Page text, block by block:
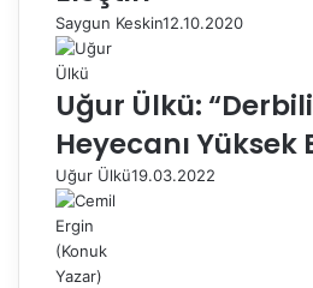
Saygun Keskin12.10.2020
Uğur Ülkü:
Heyecanı Yüksek
Uğur Ülkü19.03.2022